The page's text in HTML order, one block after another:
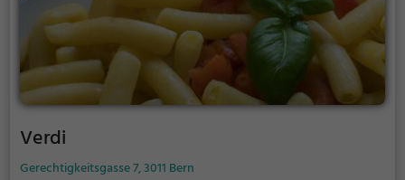
Verdi
Gerechtigkeitsgasse 7, 3011 Bern